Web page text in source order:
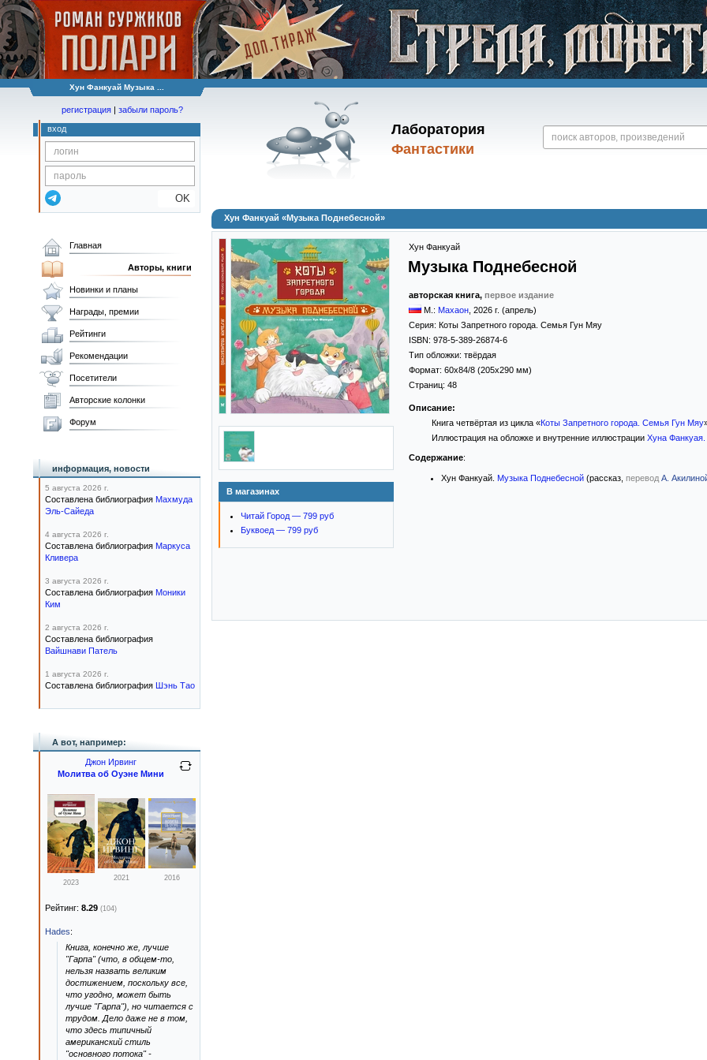
Хун Фанкуай Музыка ...
Лаборатория
Фантастики
регистрация | забыли пароль?
вход
OK
Хун Фанкуай «Музыка Поднебесной»
В магазинах
Читай Город — 799 руб
Буквоед — 799 руб
Хун Фанкуай
Музыка Поднебесной
авторская книга, первое издание
М.: Махаон 2026 г. (апрель)
Серия: Коты Запретного города. Семья Гун Мяу
ISBN: 978-5-389-26874-6
Тип обложки: твёрдая
Формат: 60x84/8 (205x290 мм)
Страниц: 48
Описание:
Книга четвёртая из цикла «Коты Запретного города. Семья Гун Мяу
Иллюстрация на обложке и внутренние иллюстрации Хуна Фанкуая.
Содержание:
Хун Фанкуай. Музыка Поднебесной (рассказ, перевод А.
Главная
Авторы, книги
Новинки и планы
Награды, премии
Рейтинги
Рекомендации
Посетители
Авторские колонки
Форум
информация, новости
5 августа 2026 г.
Составлена библиография Махмуда
Эль-Сайеда
4 августа 2026 г.
Составлена библиография Маркуса
Кливера
3 августа 2026 г.
Составлена библиография Моники
Ким
2 августа 2026 г.
Составлена библиография
Вайшнави Патель
1 августа 2026 г.
Составлена библиография Шэнь Тао
А вот, например:
Джон Ирвинг
Молитва об Оуэне Мини
2023
2021 2016
Рейтинг: 8.29 (104)
Hades:
Книга, конечно же, лучше
"Гарпа" (что, в общем-то,
нельзя назвать великим
достижением, поскольку все,
что угодно, может быть
лучше "Гарпа"), но читается с
трудом. Дело даже не в том,
что здесь типичный
американский стиль
"основного потока" -